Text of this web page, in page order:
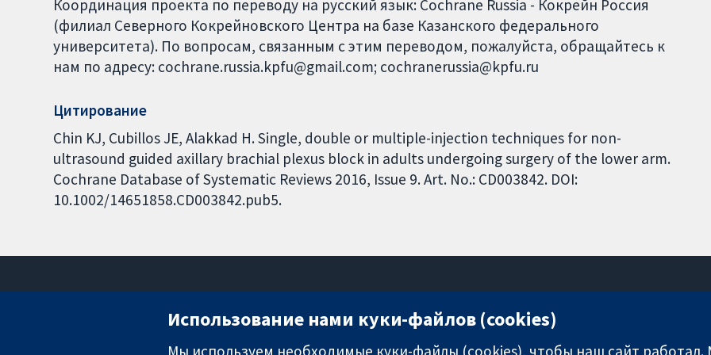
Координация проекта по переводу на русский язык: Cochrane Russia - Кокрейн Россия
(филиал Северного Кокрейновского Центра на базе Казанского федерального
университета). По вопросам, связанным с этим переводом, пожалуйста, обращайтесь к
нам по адресу: cochrane.russia.kpfu@gmail.com; cochranerussia@kpfu.ru
Цитирование
Chin KJ, Cubillos JE, Alakkad H. Single, double or multiple-injection techniques for non-
ultrasound guided axillary brachial plexus block in adults undergoing surgery of the lower arm.
Cochrane Database of Systematic Reviews 2016, Issue 9. Art. No.: CD003842. DOI:
10.1002/14651858.CD003842.pub5.
11-13 Cavendish Square
Использование нами куки-файлов (cookies)
Мы используем необходимые куки-файлы (cookies), чтобы наш сайт работал.